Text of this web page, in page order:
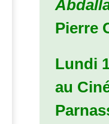
Pierre
Lundi
au